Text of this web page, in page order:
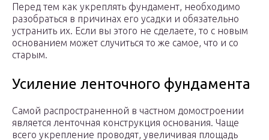
Перед тем как укреплять фундамент, необходимо
разобраться в причинах его усадки и обязательно
устранить их. Если вы этого не сделаете, то с новым
основанием может случиться то же самое, что и со
старым.
Усиление ленточного фундамента
Самой распространенной в частном домостроении
является ленточная конструкция основания. Чаще
всего укрепление проводят, увеличивая площадь